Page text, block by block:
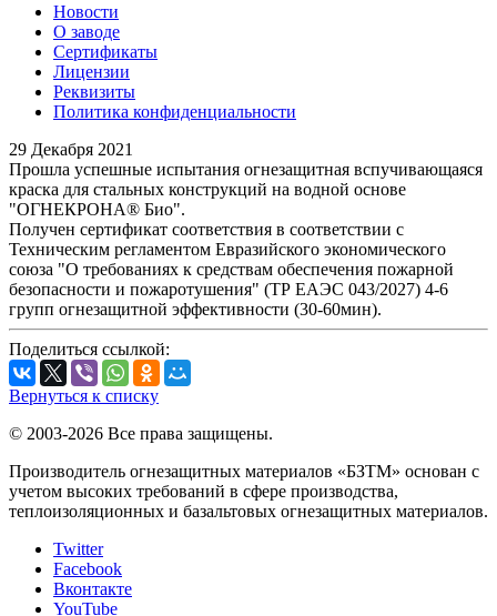
Новости
О заводе
Сертификаты
Лицензии
Реквизиты
Политика конфиденциальности
29 Декабря 2021
Прошла успешные испытания огнезащитная вспучивающаяся
краска для стальных конструкций на водной основе
"ОГНЕКРОНА® Био".
Получен сертификат соответствия в соответствии с
Техническим регламентом Евразийского экономического
союза "О требованиях к средствам обеспечения пожарной
безопасности и пожаротушения" (ТР ЕАЭС 043/2027) 4-6
групп огнезащитной эффективности (30-60мин).
Поделиться ссылкой:
Вернуться к списку
© 2003-2026 Все права защищены.
Производитель огнезащитных материалов «БЗТМ» основан с
учетом высоких требований в сфере производства,
теплоизоляционных и базальтовых огнезащитных материалов.
Twitter
Facebook
Вконтакте
YouTube